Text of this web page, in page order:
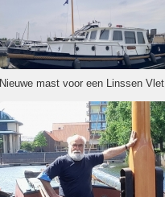
Nieuwe mast voor een Linssen Vlet